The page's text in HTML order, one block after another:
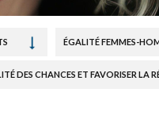
ÉGALITÉ FEMMES-
DES CHANCES ET FAVORISER LA